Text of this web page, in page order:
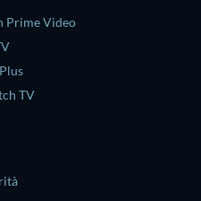
Prime Video
TV